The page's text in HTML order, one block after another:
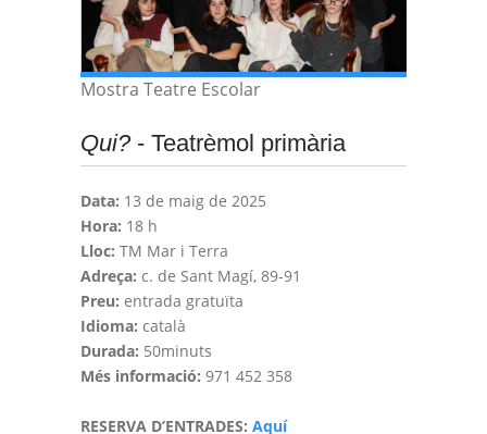
Mostra Teatre Escolar
Qui?- Teatrèmol primària
Data: 13 de maig de 2025
Hora: 18 h
Lloc: TM Mar i Terra
Adreça: c. de Sant Magí, 89-91
Preu: entrada gratuïta
Idioma: català
Durada: 50minuts
Més informació: 971 452 358
RESERVA D’ENTRADES: Aquí